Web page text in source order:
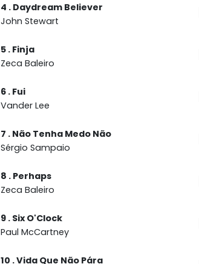
4 . Daydream Believer
John Stewart
5 . Finja
Zeca Baleiro
6 . Fui
Vander Lee
7 . Não Tenha Medo Não
Sérgio Sampaio
8 . Perhaps
Zeca Baleiro
9 . Six O'Clock
Paul McCartney
10 . Vida Que Não Pára